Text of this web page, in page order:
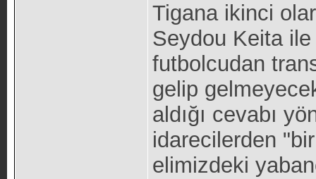
Tigana ikinci
Seydou Keita
futbolcudan
gelip
aldığı cevabı
idarecilerden
elimizdeki